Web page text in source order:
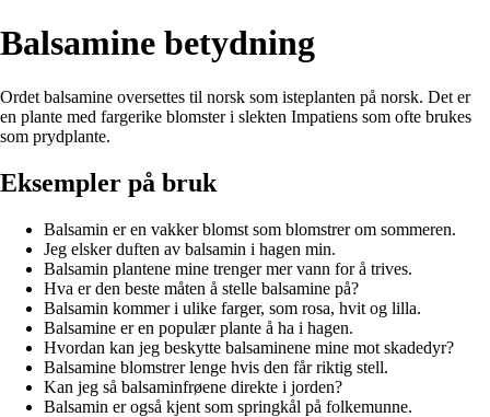
Balsamine betydning
Ordet balsamine oversettes til norsk som isteplanten på norsk. Det er
en plante med fargerike blomster i slekten Impatiens som ofte brukes
som prydplante.
Eksempler på bruk
Balsamin er en vakker blomst som blomstrer om sommeren.
Jeg elsker duften av balsamin i hagen min.
Balsamin plantene mine trenger mer vann for å trives.
Hva er den beste måten å stelle balsamine på?
Balsamin kommer i ulike farger, som rosa, hvit og lilla.
Balsamine er en populær plante å ha i hagen.
Hvordan kan jeg beskytte balsaminene mine mot skadedyr?
Balsamine blomstrer lenge hvis den får riktig stell.
Kan jeg så balsaminfrøene direkte i jorden?
Balsamin er også kjent som springkål på folkemunne.